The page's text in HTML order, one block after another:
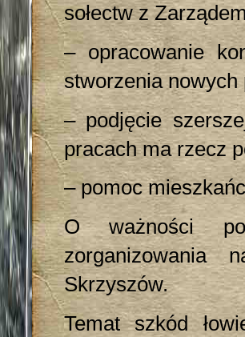
sołectw z
– opracowanie
stworzenia
– podjęcie
pracach ma rzecz
– pomoc
O ważności
zorganizowania
Skrzyszów.
Temat szkód